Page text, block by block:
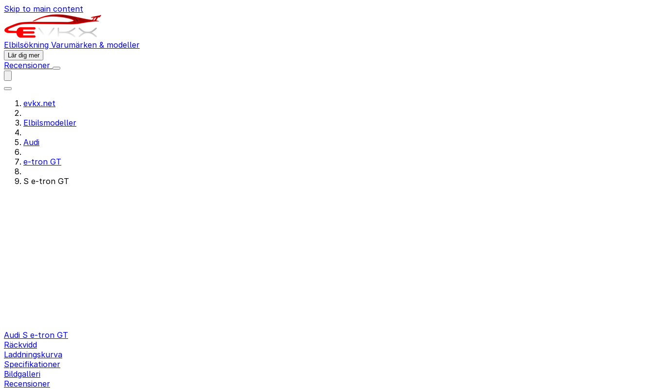
Skip to main content
Elbilsökning Varumärken & modeller
Lär dig mer
Recensioner
evkx.net
Elbilsmodeller
Audi
e-tron GT
S e-tron GT
Audi S e-tron GT
Räckvidd
Laddningskurva
Specifikationer
Bildgalleri
Recensioner